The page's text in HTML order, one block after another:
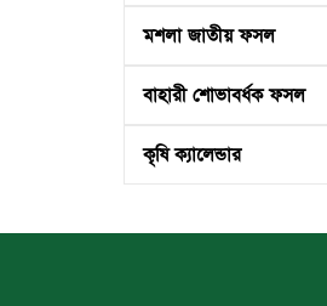
মশলা জাতীয় ফসল
বাহারী শোভাবর্ধক ফসল
কৃষি ক্যালেন্ডার